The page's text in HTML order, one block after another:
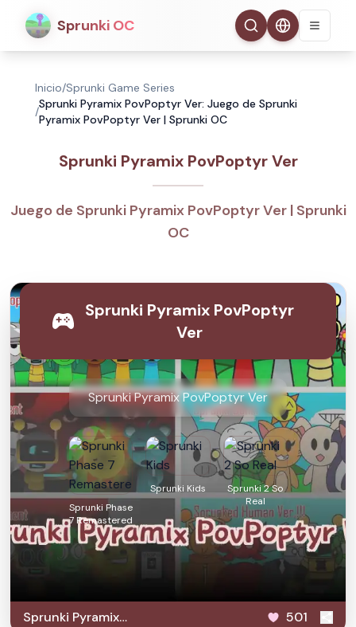
Sprunki OC
Inicio/Sprunki Game Series
/
Sprunki Pyramix PovPoptyr Ver: Juego de Sprunki
Pyramix PovPoptyr Ver | Sprunki OC
Sprunki Pyramix PovPoptyr Ver
Juego de Sprunki Pyramix PovPoptyr Ver | Sprunki
OC
Sprunki Pyramix PovPoptyr
Ver
Sprunki Pyramix PovPoptyr Ver
Sprunki Phase
7 Remastered
Sprunki Kids
Sprunki 2 So
Real
Sprunki Pyramix
501